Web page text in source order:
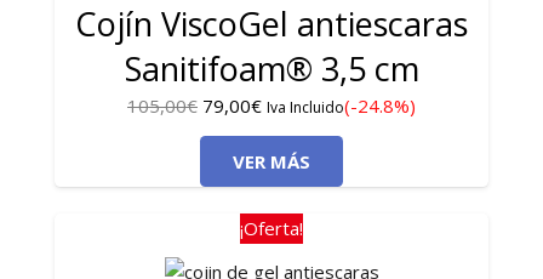
Cojín ViscoGel antiescaras
Sanitifoam® 3,5 cm
105,00€ El
precio
original
era:
105,00€.
79,00€El
precio
actual
es:
79,00€.
Iva Incluido(-24.8%)
VER MÁS
¡Oferta!